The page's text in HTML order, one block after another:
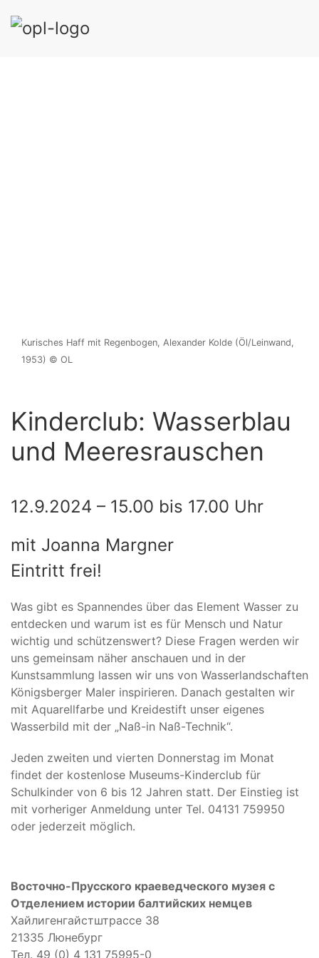
Kurisches Haff mit Regenbogen, Alexander Kolde (Öl/Leinwand,
1953) © OL
Kinderclub: Wasserblau
und Meeresrauschen
12.9.2024 – 15.00 bis 17.00 Uhr
mit Joanna Margner
Eintritt frei!
Was gibt es Spannendes über das Element Wasser zu
entdecken und warum ist es für Mensch und Natur
wichtig und schützenswert? Diese Fragen werden wir
uns gemeinsam näher anschauen und in der
Kunstsammlung lassen wir uns von Wasserlandschaften
Königsberger Maler inspirieren. Danach gestalten wir
mit Aquarellfarbe und Kreidestift unser eigenes
Wasserbild mit der „Naß-in Naß-Technik“.
Jeden zweiten und vierten Donnerstag im Monat
findet der kostenlose Museums-Kinderclub für
Schulkinder von 6 bis 12 Jahren statt. Der Einstieg ist
mit vorheriger Anmeldung unter Tel. 04131 759950
oder jederzeit möglich.
Восточно-Прусского краеведческого музея с
Отделением истории балтийских немцев
Хайлигенгайстштрассе 38
21335 Люнебург
Тел. 49 (0) 4 131 75995-0